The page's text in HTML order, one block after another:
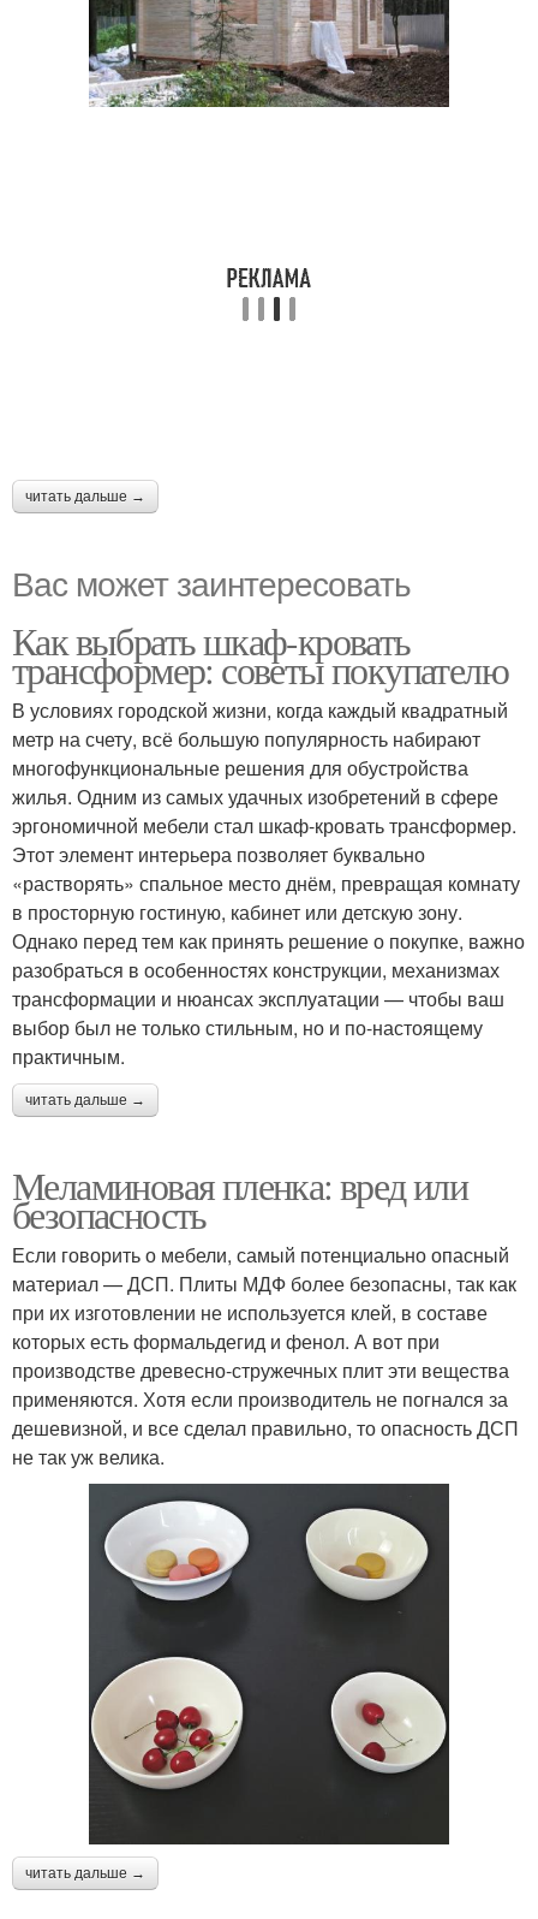
читать дальше →
Вас может заинтересовать
Как выбрать шкаф-кровать
трансформер: советы покупателю
В условиях городской жизни, когда каждый квадратный
метр на счету, всё большую популярность набирают
многофункциональные решения для обустройства
жилья. Одним из самых удачных изобретений в сфере
эргономичной мебели стал шкаф-кровать трансформер.
Этот элемент интерьера позволяет буквально
«растворять» спальное место днём, превращая комнату
в просторную гостиную, кабинет или детскую зону.
Однако перед тем как принять решение о покупке, важно
разобраться в особенностях конструкции, механизмах
трансформации и нюансах эксплуатации — чтобы ваш
выбор был не только стильным, но и по-настоящему
практичным.
читать дальше →
Меламиновая пленка: вред или
безопасность
Если говорить о мебели, самый потенциально опасный
материал — ДСП. Плиты МДФ более безопасны, так как
при их изготовлении не используется клей, в составе
которых есть формальдегид и фенол. А вот при
производстве древесно-стружечных плит эти вещества
применяются. Хотя если производитель не погнался за
дешевизной, и все сделал правильно, то опасность ДСП
не так уж велика.
читать дальше →